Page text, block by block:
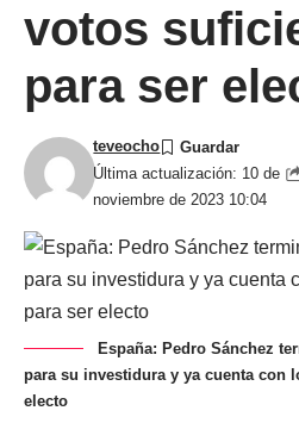
votos
para ser
Última actualización: 10 de
noviembre de 2023 10:04
teveocho
España: Pedro Sánchez
para su investidura y ya cuenta con
electo